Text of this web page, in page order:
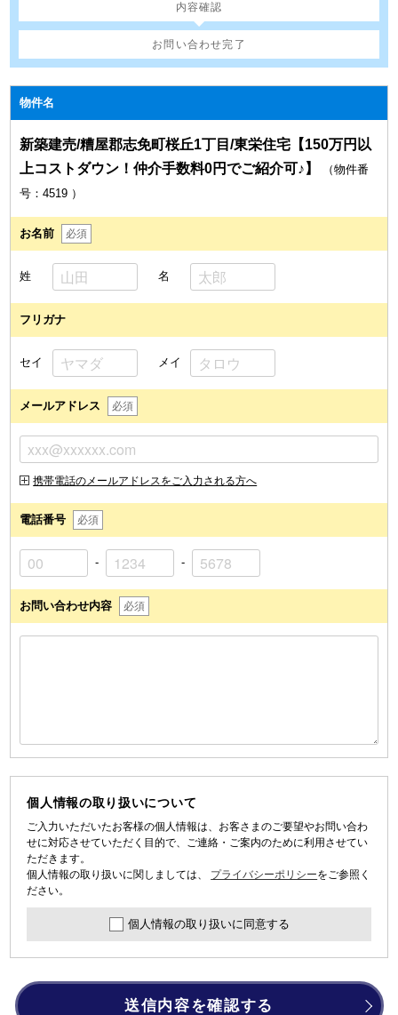
内容確認
お問い合わせ完了
物件名
新築建売/糟屋郡志免町桜丘1丁目/東栄住宅【150万円以
上コストダウン！仲介手数料0円でご紹介可♪】
（物件番
号：4519 ）
お名前 必須
姓 名
フリガナ
セイ メイ
メールアドレス 必須
携帯電話のメールアドレスをご入力される方へ
電話番号 必須
- -
お問い合わせ内容 必須
個人情報の取り扱いについて
ご入力いただいたお客様の個人情報は、お客さまのご要望やお問い合わ
せに対応させていただく目的で、ご連絡・ご案内のために利用させてい
ただきます。
個人情報の取り扱いに関しましては、 プライバシーポリシーをご参照く
ださい。
個人情報の取り扱いに同意する
送信内容を確認する